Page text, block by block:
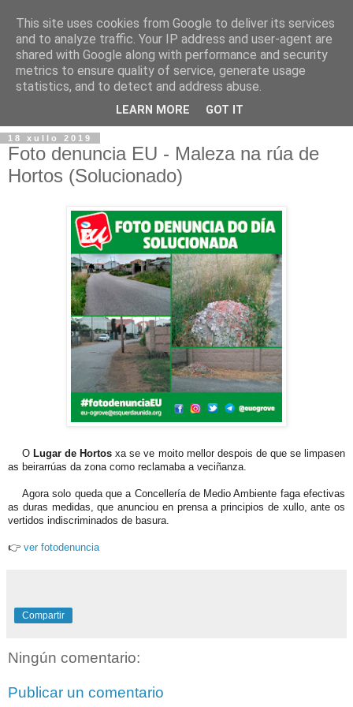
18 xullo 2019
Foto denuncia EU - Maleza na rúa de
Hortos (Solucionado)
O Lugar de Hortos xa se ve moito mellor despois de que se limpasen
as beirarrúas da zona como reclamaba a veciñanza.
Agora solo queda que a Concellería de Medio Ambiente faga efectivas
as duras medidas, que anunciou en prensa a principios de xullo, ante os
vertidos indiscriminados de basura.
👉 ver fotodenuncia
Compartir
Ningún comentario:
Publicar un comentario
This site uses cookies from Google to deliver its services
and to analyze traffic. Your IP address and user-agent are
shared with Google along with performance and security
metrics to ensure quality of service, generate usage
statistics, and to detect and address abuse.
LEARN MORE GOT IT